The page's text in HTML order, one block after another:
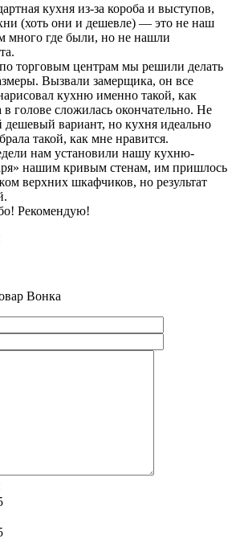
кухня из-за короба и выступов,
(хоть они и дешевле) — это не наш
много где были, но не нашли
торговым центрам мы решили делать
Вызвали замерщика, он все
кухню именно такой, как
в голове сложилась окончательно. Не
дешевый вариант, но кухня идеально
такой, как мне нравится.
нам установили нашу кухню-
нашим кривым стенам, им пришлось
верхних шкафчиков, но результат
Рекомендую!
Вонка